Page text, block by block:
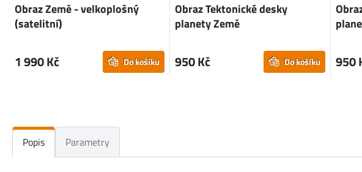
Obraz Země - velkoplošný
(satelitní)
1 990 Kč Do košíku
Obraz Tektonické desky
planety Země
950 Kč Do košíku 950
Popis Parametry